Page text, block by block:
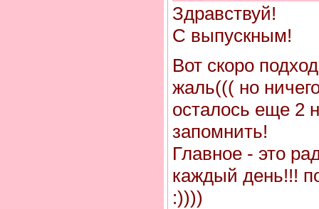
Здравствуй!
С выпускным!
Вот скоро
жаль((( но
осталось еще 2
запомнить!
Главное - это
каждый день!!!
:))))